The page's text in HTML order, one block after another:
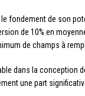
fondement de son
de 10% en
de champs à
dans la conception
une part